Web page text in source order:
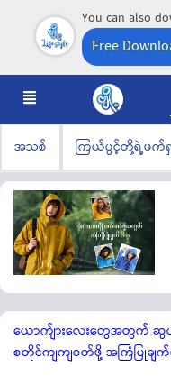
You can also
Free
အသစ် ကြယ်ပွင့်တို့ရဲ့ဖက်
ယောက်ျားလေးတွေအတွက်
စတိုင်ကျကျဝတ်ဖို့ အကြံပြုချက်မ